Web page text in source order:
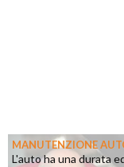
MANUTENZIONE
L'auto ha una durata